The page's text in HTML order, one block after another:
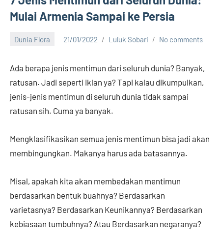
Mulai Armenia Sampai ke Persia
Dunia Flora 21/01/2022 Luluk Sobari No comments
Ada berapa jenis mentimun dari seluruh dunia? Banyak,
ratusan. Jadi seperti iklan ya? Tapi kalau dikumpulkan,
jenis-jenis mentimun di seluruh dunia tidak sampai
ratusan sih. Cuma ya banyak.
Mengklasifikasikan semua jenis mentimun bisa jadi akan
membingungkan. Makanya harus ada batasannya.
Misal, apakah kita akan membedakan mentimun
berdasarkan bentuk buahnya? Berdasarkan
varietasnya? Berdasarkan Keunikannya? Berdasarkan
kebiasaan tumbuhnya? Atau Berdasarkan negaranya?